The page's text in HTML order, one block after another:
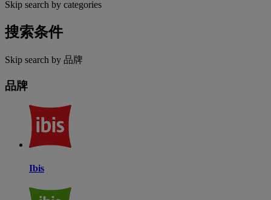
Skip search by categories
搜索条件
Skip search by 品牌
品牌
Ibis